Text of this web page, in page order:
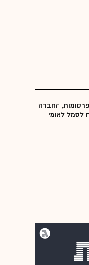
פרסומות, החברה
לסמל לאומי